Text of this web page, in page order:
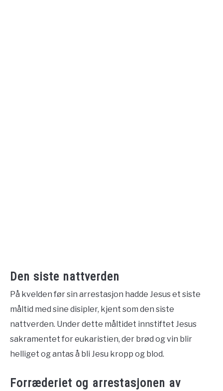
Den siste nattverden
På kvelden før sin arrestasjon hadde Jesus et siste
måltid med sine disipler, kjent som den siste
nattverden. Under dette måltidet innstiftet Jesus
sakramentet for eukaristien, der brød og vin blir
helliget og antas å bli Jesu kropp og blod.
Forræderiet og arrestasjonen av